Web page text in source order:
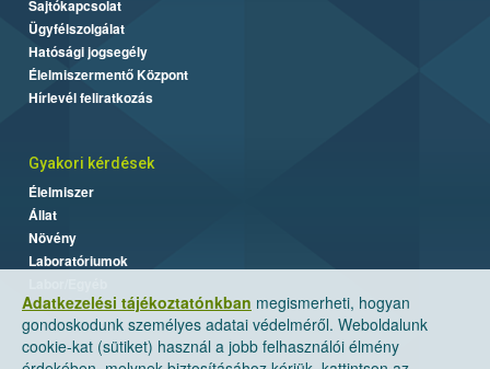
Adatkezelési tájékoztatónkban megismerheti, hogyan
gondoskodunk személyes adatai védelméről. Weboldalunk
cookie-kat (sütiket) használ a jobb felhasználói élmény
Sajtókapcsolat
Ügyfélszolgálat
Hatósági jogsegély
Élelmiszermentő Központ
Hírlevél feliratkozás
Gyakori kérdések
Élelmiszer
Állat
Növény
Laboratóriumok